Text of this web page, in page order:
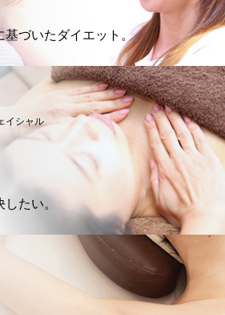
基づいたダイエット。
イシャル
たい。